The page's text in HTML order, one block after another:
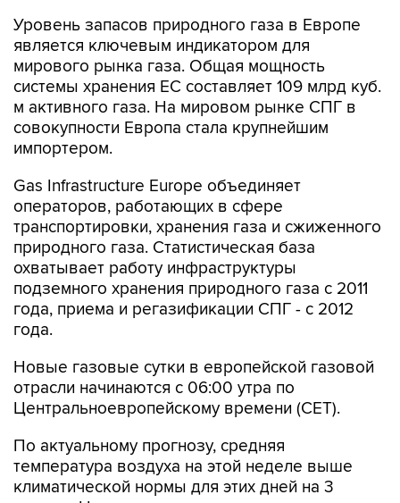
Уровень запасов природного газа в Европе
является ключевым индикатором для
мирового рынка газа. Общая мощность
системы хранения ЕС составляет 109 млрд куб.
м активного газа. На мировом рынке СПГ в
совокупности Европа стала крупнейшим
импортером.
Gas Infrastructure Europe объединяет
операторов, работающих в сфере
транспортировки, хранения газа и сжиженного
природного газа. Статистическая база
охватывает работу инфраструктуры
подземного хранения природного газа с 2011
года, приема и регазификации СПГ - с 2012
года.
Новые газовые сутки в европейской газовой
отрасли начинаются c 06:00 утра по
Центральноевропейскому времени (CET).
По актуальному прогнозу, средняя
температура воздуха на этой неделе выше
климатической нормы для этих дней на 3